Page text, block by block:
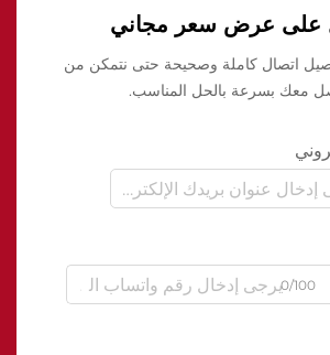
على عرض سعر مجاني
اتصال كاملة وصحيحة حتى نتمكن من
معك بسرعة بالحل المناسب.
0/100